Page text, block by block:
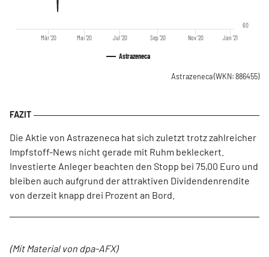
Astrazeneca
Mär '20 Mai '20 Jul '20 Sep '20 Nov '20 Jan '21
60
Astrazeneca(WKN: 886455)
Die Aktie von Astrazeneca hat sich zuletzt trotz zahlreicher
Impfstoff-News nicht gerade mit Ruhm bekleckert.
Investierte Anleger beachten den Stopp bei 75,00 Euro und
bleiben auch aufgrund der attraktiven Dividendenrendite
von derzeit knapp drei Prozent an Bord.
(Mit Material von dpa-AFX)